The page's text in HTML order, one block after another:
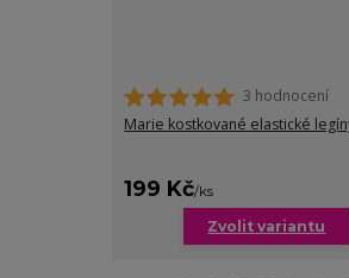
3 hodnocení
Marie kostkované elastické
199 Kč/ks
Zvolit variantu